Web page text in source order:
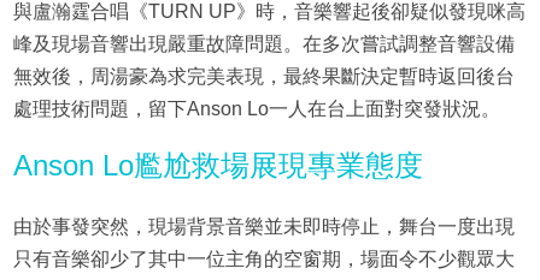
與盧瀚霆合唱《TURN UP》時，音樂響起後卻疑似發現咪高
峰及現場音響出現嚴重故障問題。在多次嘗試調整音響設備
無效後，周湯豪為求完美表現，最終果斷決定暫時返回後台
處理技術問題，留下Anson Lo一人在台上面對突發狀況。
Anson Lo尷尬救場展現專業態度
由於事發突然，現場背景音樂並未即時停止，舞台一度出現
只有音樂卻少了其中一位主角的空窗期，場面令不少觀眾大